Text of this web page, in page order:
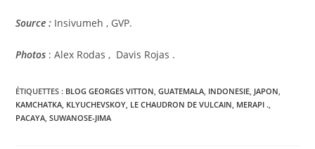
Source : Insivumeh , GVP.
Photos : Alex Rodas , Davis Rojas .
ÉTIQUETTES : BLOG GEORGES VITTON GUATEMALA INDONESIE JAPON
KAMCHATKA KLYUCHEVSKOY LE CHAUDRON DE VULCAIN MERAPI .
PACAYA SUWANOSE-JIMA